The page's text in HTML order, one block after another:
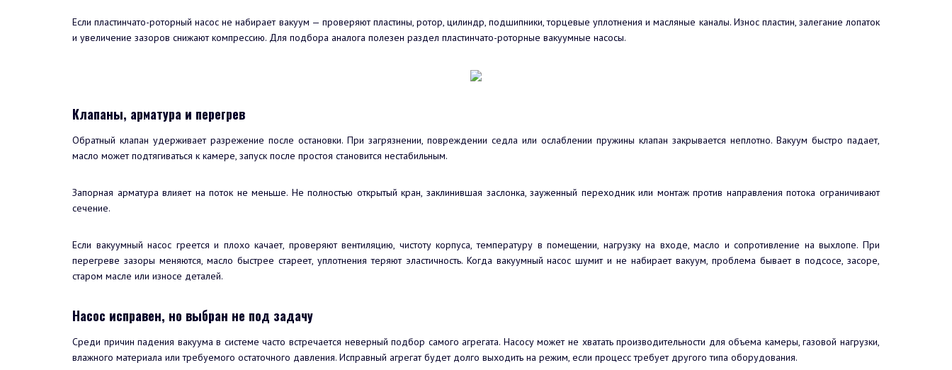
Если пластинчато-роторный насос не набирает вакуум — проверяют пластины, ротор, цилиндр, подшипники, торцевые уплотнения и масляные каналы. Износ пластин, залегание лопаток
и увеличение зазоров снижают компрессию. Для подбора аналога полезен раздел пластинчато-роторные вакуумные насосы.
Клапаны, арматура и перегрев
Обратный клапан удерживает разрежение после остановки. При загрязнении, повреждении седла или ослаблении пружины клапан закрывается неплотно. Вакуум быстро падает,
масло может подтягиваться к камере, запуск после простоя становится нестабильным.
Запорная арматура влияет на поток не меньше. Не полностью открытый кран, заклинившая заслонка, зауженный переходник или монтаж против направления потока ограничивают
сечение.
Если вакуумный насос греется и плохо качает, проверяют вентиляцию, чистоту корпуса, температуру в помещении, нагрузку на входе, масло и сопротивление на выхлопе. При
перегреве зазоры меняются, масло быстрее стареет, уплотнения теряют эластичность. Когда вакуумный насос шумит и не набирает вакуум, проблема бывает в подсосе, засоре,
старом масле или износе деталей.
Насос исправен, но выбран не под задачу
Среди причин падения вакуума в системе часто встречается неверный подбор самого агрегата. Насосу может не хватать производительности для объема камеры, газовой нагрузки,
влажного материала или требуемого остаточного давления. Исправный агрегат будет долго выходить на режим, если процесс требует другого типа оборудования.